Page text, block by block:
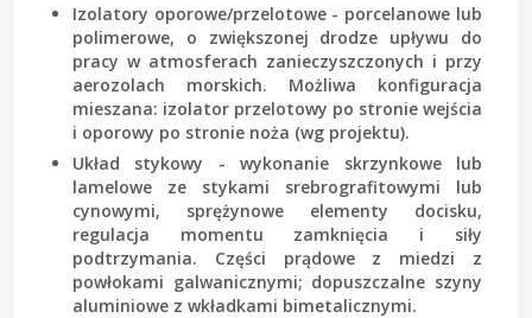
Izolatory oporowe/przelotowe- porcelanowe lub
polimerowe, o zwiększonej drodze upływu do
pracy w atmosferach zanieczyszczonych i przy
aerozolach morskich. Możliwa konfiguracja
mieszana: izolator przelotowy po stronie wejścia
i oporowy po stronie noża (wg projektu).
Układ stykowy - wykonanie skrzynkowe lub
lamelowe ze stykami srebrografitowymi lub
cynowymi, sprężynowe elementy docisku,
regulacja momentu zamknięcia i siły
podtrzymania. Części prądowe z miedzi z
powłokami galwanicznymi; dopuszczalne szyny
aluminiowe z wkładkami bimetalicznymi.